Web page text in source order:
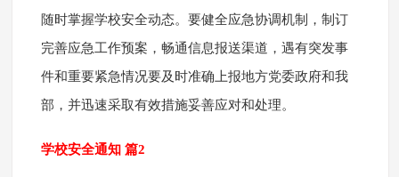
随时掌握学校安全动态。要健全应急协调机制，制订
完善应急工作预案，畅通信息报送渠道，遇有突发事
件和重要紧急情况要及时准确上报地方党委政府和我
部，并迅速采取有效措施妥善应对和处理。
学校安全通知 篇2